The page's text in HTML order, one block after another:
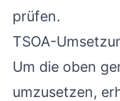
prüfen.
TSOA-
Um die oben
umzusetzen,